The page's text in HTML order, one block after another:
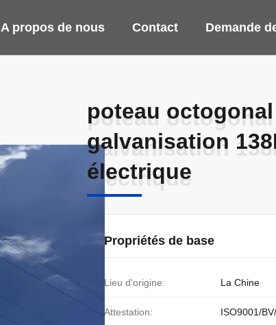
A propos de nous Contact Demande
poteau
galvanisation
électrique
poteau
galvanisation
électrique
Propriétés de base
Lieu d'origine: La Chine
Attestation: ISO9001/BV/